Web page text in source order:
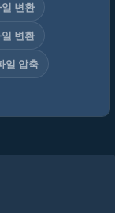
변환
변환
일 압축